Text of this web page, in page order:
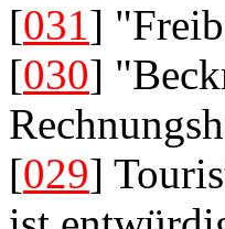
[031]
[030]
[029]